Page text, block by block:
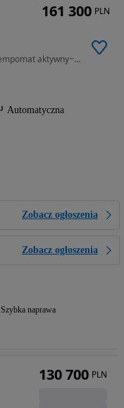
1989 cm3 • 245 KM • FV23%~Kamera 360~Tempomat aktywny~Reflektory LED
Automatyczna
Zobacz ogłoszenia
Zobacz ogłoszenia
Szybka naprawa
161 300 PLN
130 700 PLN